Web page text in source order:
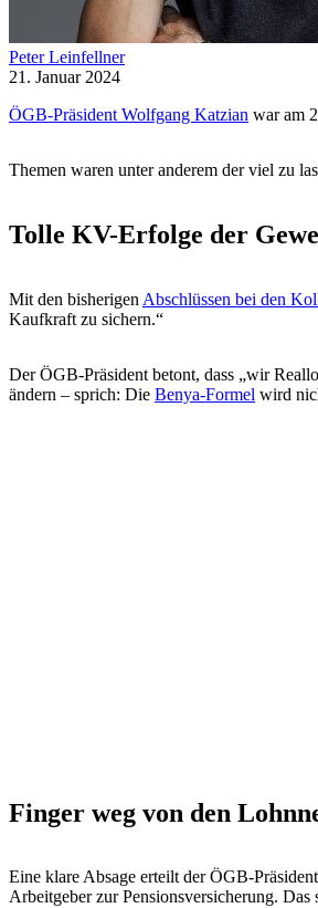
Peter Leinfellner
21. Januar 2024
ÖGB-Präsident Wolfgang Katzian war am
Themen waren unter anderem der viel zu
Tolle KV-Erfolge der
Mit den bisherigen Abschlüssen bei den
Kaufkraft zu sichern.“
Der ÖGB-Präsident betont, dass „wir
ändern – sprich: Die Benya-Formel wird
Finger weg von den
Eine klare Absage erteilt der ÖGB-
Arbeitgeber zur Pensionsversicherung. Das